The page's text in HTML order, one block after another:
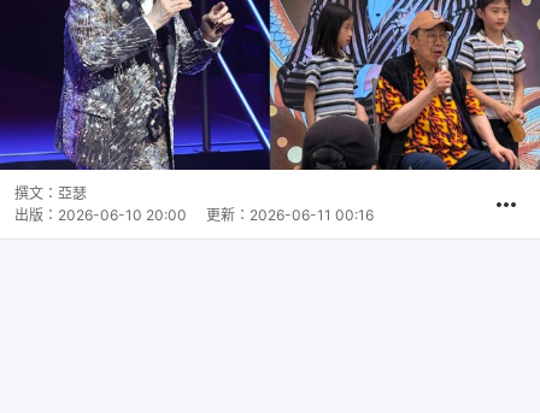
撰文： 亞瑟
出版： 2026-06-10 20:00 更新： 2026-06-11 00:16